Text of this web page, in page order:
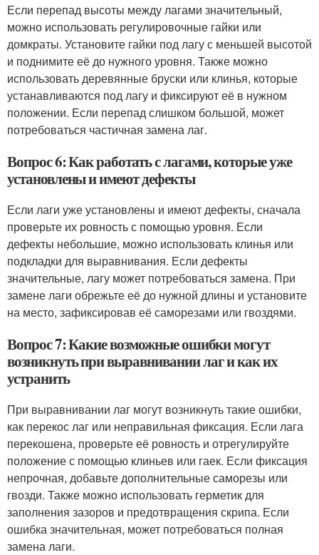
Если перепад высоты между лагами значительный,
можно использовать регулировочные гайки или
домкраты. Установите гайки под лагу с меньшей высотой
и поднимите её до нужного уровня. Также можно
использовать деревянные бруски или клинья, которые
устанавливаются под лагу и фиксируют её в нужном
положении. Если перепад слишком большой, может
потребоваться частичная замена лаг.
Вопрос 6: Как работать с лагами, которые уже
установлены и имеют дефекты
Если лаги уже установлены и имеют дефекты, сначала
проверьте их ровность с помощью уровня. Если
дефекты небольшие, можно использовать клинья или
подкладки для выравнивания. Если дефекты
значительные, лагу может потребоваться замена. При
замене лаги обрежьте её до нужной длины и установите
на место, зафиксировав её саморезами или гвоздями.
Вопрос 7: Какие возможные ошибки могут
возникнуть при выравнивании лаг и как их
устранить
При выравнивании лаг могут возникнуть такие ошибки,
как перекос лаг или неправильная фиксация. Если лага
перекошена, проверьте её ровность и отрегулируйте
положение с помощью клиньев или гаек. Если фиксация
непрочная, добавьте дополнительные саморезы или
гвозди. Также можно использовать герметик для
заполнения зазоров и предотвращения скрипа. Если
ошибка значительная, может потребоваться полная
замена лаги.